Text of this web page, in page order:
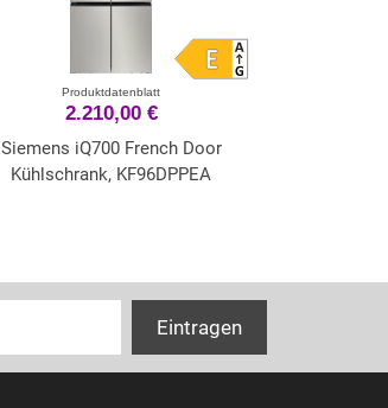
Produktdatenblatt
2.210,00 €
Siemens iQ700 French Door
Kühlschrank, KF96DPPEA